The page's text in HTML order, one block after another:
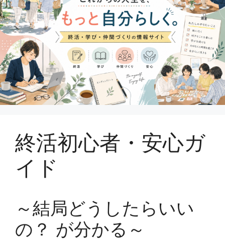
ー
終活初心者・安心ガ
イド
～結局どうしたらいい
の？ が分かる～